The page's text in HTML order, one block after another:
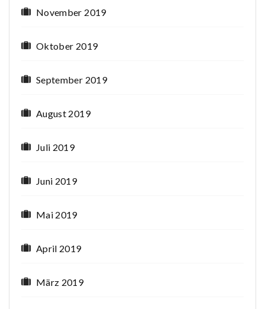
November 2019
Oktober 2019
September 2019
August 2019
Juli 2019
Juni 2019
Mai 2019
April 2019
März 2019